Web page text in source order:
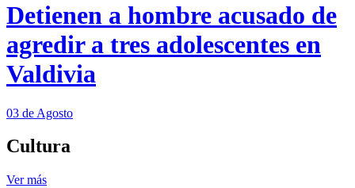
Detienen a hombre acusado de
agredir a tres adolescentes en
Valdivia
03 de Agosto
Cultura
Ver más